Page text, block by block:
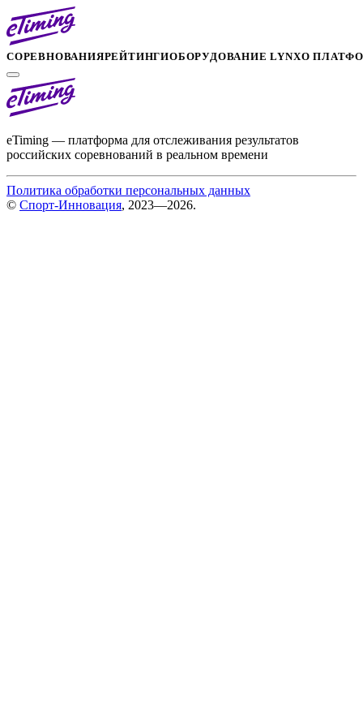
СОРЕВНОВАНИЯРЕЙТИНГИОБОРУДОВАНИЕ LYNXО
eTiming — платформа для отслеживания результатов
российских соревнований в реальном времени
Политика обработки персональных данных
© Спорт-Инновация, 2023—2026.